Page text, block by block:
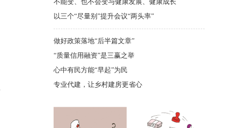
不能变、也不会变与健康发展、健康成长
以三个“尽量别”提升会议“两头率”
做好政策落地“后半篇文章”
“质量信用融资”是三赢之举
心中有民方能“早起”为民
专业代建，让乡村建房更省心